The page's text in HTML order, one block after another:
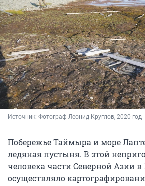
Источник: Фотограф Леонид Круглов, 2020 год
Побережье Таймыра и море
ледяная пустыня. В этой
человека части Северной Азии в
осуществляло